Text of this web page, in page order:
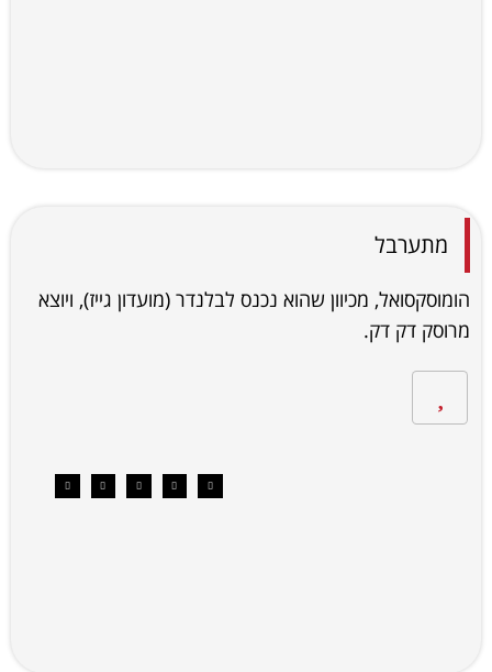
מתערבל
הומוסקסואל, מכיוון שהוא נכנס לבלנדר (מועדון גייז), ויוצא
מרוסק דק דק.